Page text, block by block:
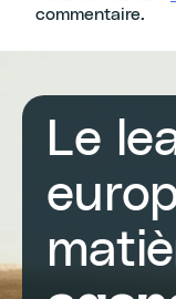
commentaire.
Le